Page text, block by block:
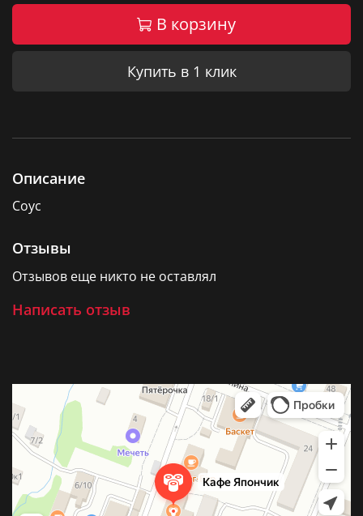
В корзину
Купить в 1 клик
Описание
Соус
Отзывы
Отзывов еще никто не оставлял
Написать отзыв